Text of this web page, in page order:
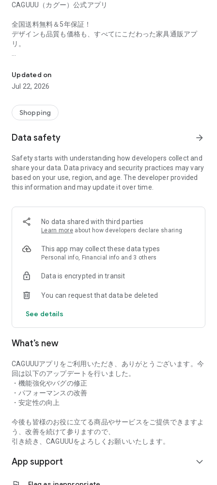
CAGUUU（カグー）公式アプリ
全国送料無料＆5年保証！
デザインも品質も価格も、すべてにこだわった家具通販アプ
リ。
ンテリアブランド。
ソファ, テーブル, チェア, ベッドや北欧風、韓国インテリア、
ナチュラル、モダンなど、3,000点以上の高品質家具を厳選。
格でお届けします。
搬入・組立サービス、120日間マットレス無料体験など、
全国に実店舗を展開し、展示会・ポップアップも開催していま
す。
〈基本機能〉
らせ
■ 注文履歴や配送状況を簡単チェック
■ 購入でポイントが貯まり、次回のお買い物で利用可能
〈こんな方におすすめ〉
■ 北欧・韓国・ナチュラルモダンスタイルが好きな方
■ ソファ・ベッド・収納家具などをまとめて探したい方
〈CAGUUUが選ばれる理由〉
■ 5年間品質保証で安心
■ 無料インテリアコーディネートやオーダーメイドソファサー
ビス
■ 店舗で実際に体験可能
〈取り扱いアイテム〉
意。
【家具】ソファ / ベッド / テーブル / テレビ台 / 収納家具 / ダ
イニング / デスク / チェア / 照明 / ペット家具
【キッズ家具】学習机 / 子供ベッド / 収納
【雑貨】食器 / ルームウェア / モビール / 季節デコレーション
Updated on
Jul 22, 2026
Shopping
Data safety arrow_forward
Safety starts with understanding how developers collect and
share your data. Data privacy and security practices may vary
based on your use, region, and age. The developer provided
this information and may update it over time.
No data shared with third parties
Learn more about how developers declare sharing
This app may collect these data types
Personal info, Financial info and 3 others
Data is encrypted in transit
You can request that data be deleted
See details
What’s new
CAGUUUアプリをご利用いただき、ありがとうございます。今
回は以下のアップデートを行いました。
・機能強化やバグの修正
・パフォーマンスの改善
・安定性の向上
今後も皆様のお役に立てる商品やサービスをご提供できますよ
う、改善を続けて参りますので、
引き続き、CAGUUUをよろしくお願いいたします。
App support expand_more